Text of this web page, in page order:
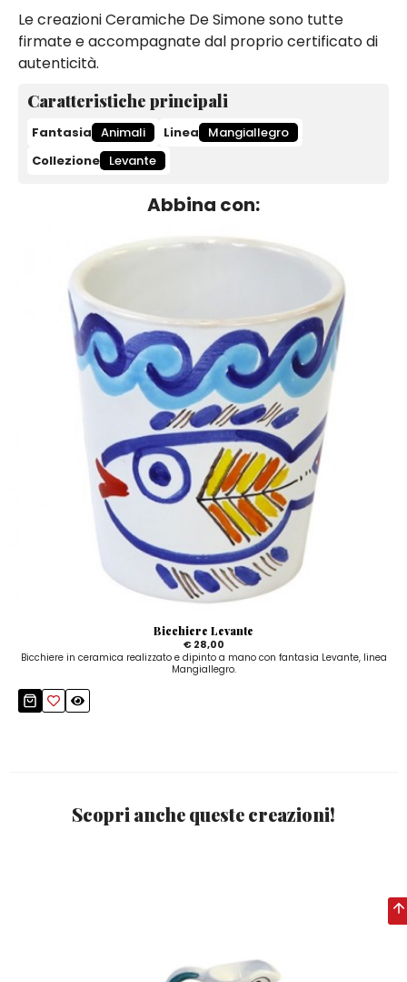
Le creazioni Ceramiche De Simone sono tutte
firmate e accompagnate dal proprio certificato di
autenticità.
Caratteristiche principali
Fantasia Animali Linea
Mangiallegro
Collezione Levante
Abbina con:
Bicchiere Levante
€ 28,00
Bicchiere in ceramica realizzato e dipinto a mano con fantasia Levante, linea
Mangiallegro.
Scopri anche queste creazioni!